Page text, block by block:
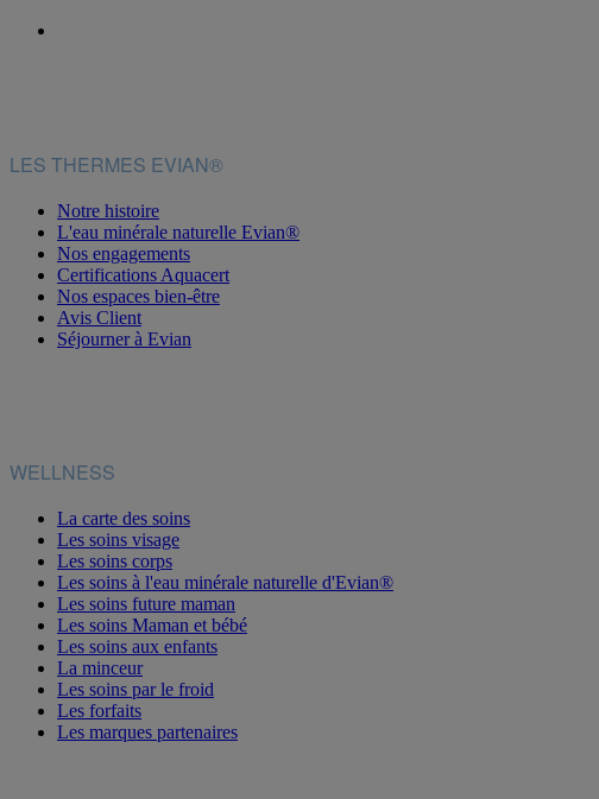
LES THERMES EVIAN®
Notre histoire
L'eau minérale naturelle Evian®
Nos engagements
Certifications Aquacert
Nos espaces bien-être
Avis Client
Séjourner à Evian
WELLNESS
La carte des soins
Les soins visage
Les soins corps
Les soins à l'eau minérale naturelle d'Evian®
Les soins future maman
Les soins Maman et bébé
Les soins aux enfants
La minceur
Les soins par le froid
Les forfaits
Les marques partenaires